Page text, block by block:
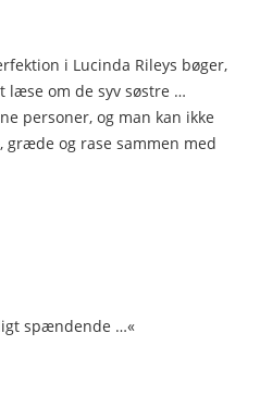
i Lucinda Rileys bøger,
læse om de syv søstre …
personer, og man kan ikke
og rase sammen med
spændende …«